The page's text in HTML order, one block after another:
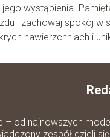
wystąpienia.
i zachowaj spokój w
nawierzchniach i
– od najnowszych
zespół dzieli